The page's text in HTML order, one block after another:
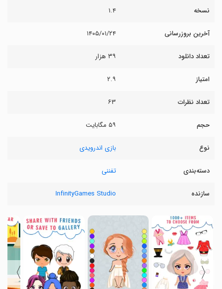
نسخه ۱.۴
آخرین بروزرسانی ۱۴۰۵/۰۱/۲۴
تعداد دانلود ۳۹ هزار
امتیاز ۲.۹
تعداد نظرات ۶۳
حجم ۵۹ مگابایت
نوع بازی اندرویدی
دسته‌بندی تفننی
سازنده InfinityGames Studio
〈
〉